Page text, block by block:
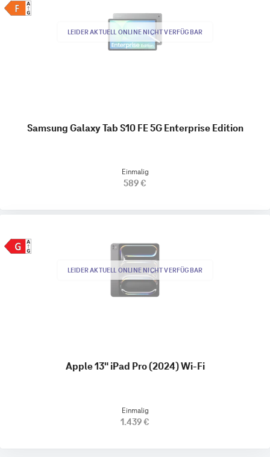
LEIDER AKTUELL ONLINE NICHT VERFÜGBAR
Samsung Galaxy Tab S10 FE 5G Enterprise Edition
Einmalig
589 €
LEIDER AKTUELL ONLINE NICHT VERFÜGBAR
Apple 13" iPad Pro (2024) Wi-Fi
Einmalig
1.439 €